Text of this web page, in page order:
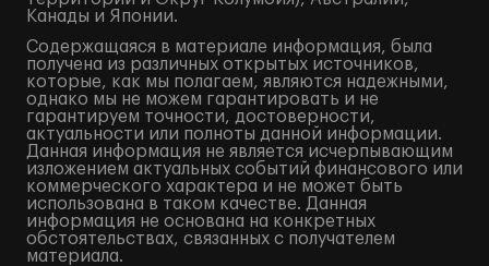
Канады и Японии.
Содержащаяся в материале информация, была
получена из различных открытых источников,
которые, как мы полагаем, являются надежными,
однако мы не можем гарантировать и не
гарантируем точности, достоверности,
актуальности или полноты данной информации.
Данная информация не является исчерпывающим
изложением актуальных событий финансового или
коммерческого характера и не может быть
использована в таком качестве. Данная
информация не основана на конкретных
обстоятельствах, связанных с получателем
материала.